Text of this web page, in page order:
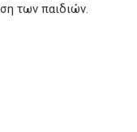
των παιδιών.